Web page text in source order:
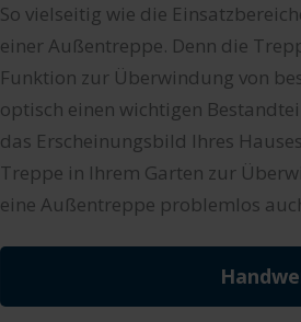
So vielseitig wie die
einer Außentreppe. Denn die
Funktion zur Überwindung von
optisch einen wichtigen
das Erscheinungsbild Ihres
Treppe in Ihrem Garten zur
eine Außentreppe problemlos